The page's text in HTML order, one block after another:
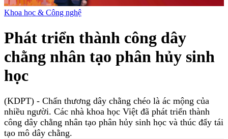
Khoa học & Công nghệ
Phát triển thành công dây
chằng nhân tạo phân hủy sinh
học
(KDPT) - Chấn thương dây chằng chéo là ác mộng của
nhiều người. Các nhà khoa học Việt đã phát triển thành
công dây chằng nhân tạo phân hủy sinh học và thúc đẩy tái
tạo mô dây chằng.